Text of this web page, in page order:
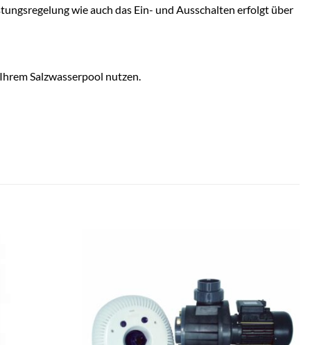
wie auch das Ein- und Ausschalten erfolgt über
Salzwasserpool nutzen.